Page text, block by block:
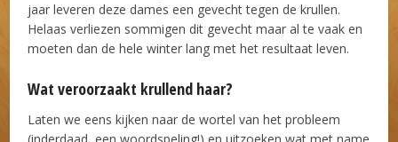
jaar leveren deze dames een gevecht tegen de krullen.
Helaas verliezen sommigen dit gevecht maar al te vaak en
moeten dan de hele winter lang met het resultaat leven.
Wat veroorzaakt krullend haar?
Laten we eens kijken naar de wortel van het probleem